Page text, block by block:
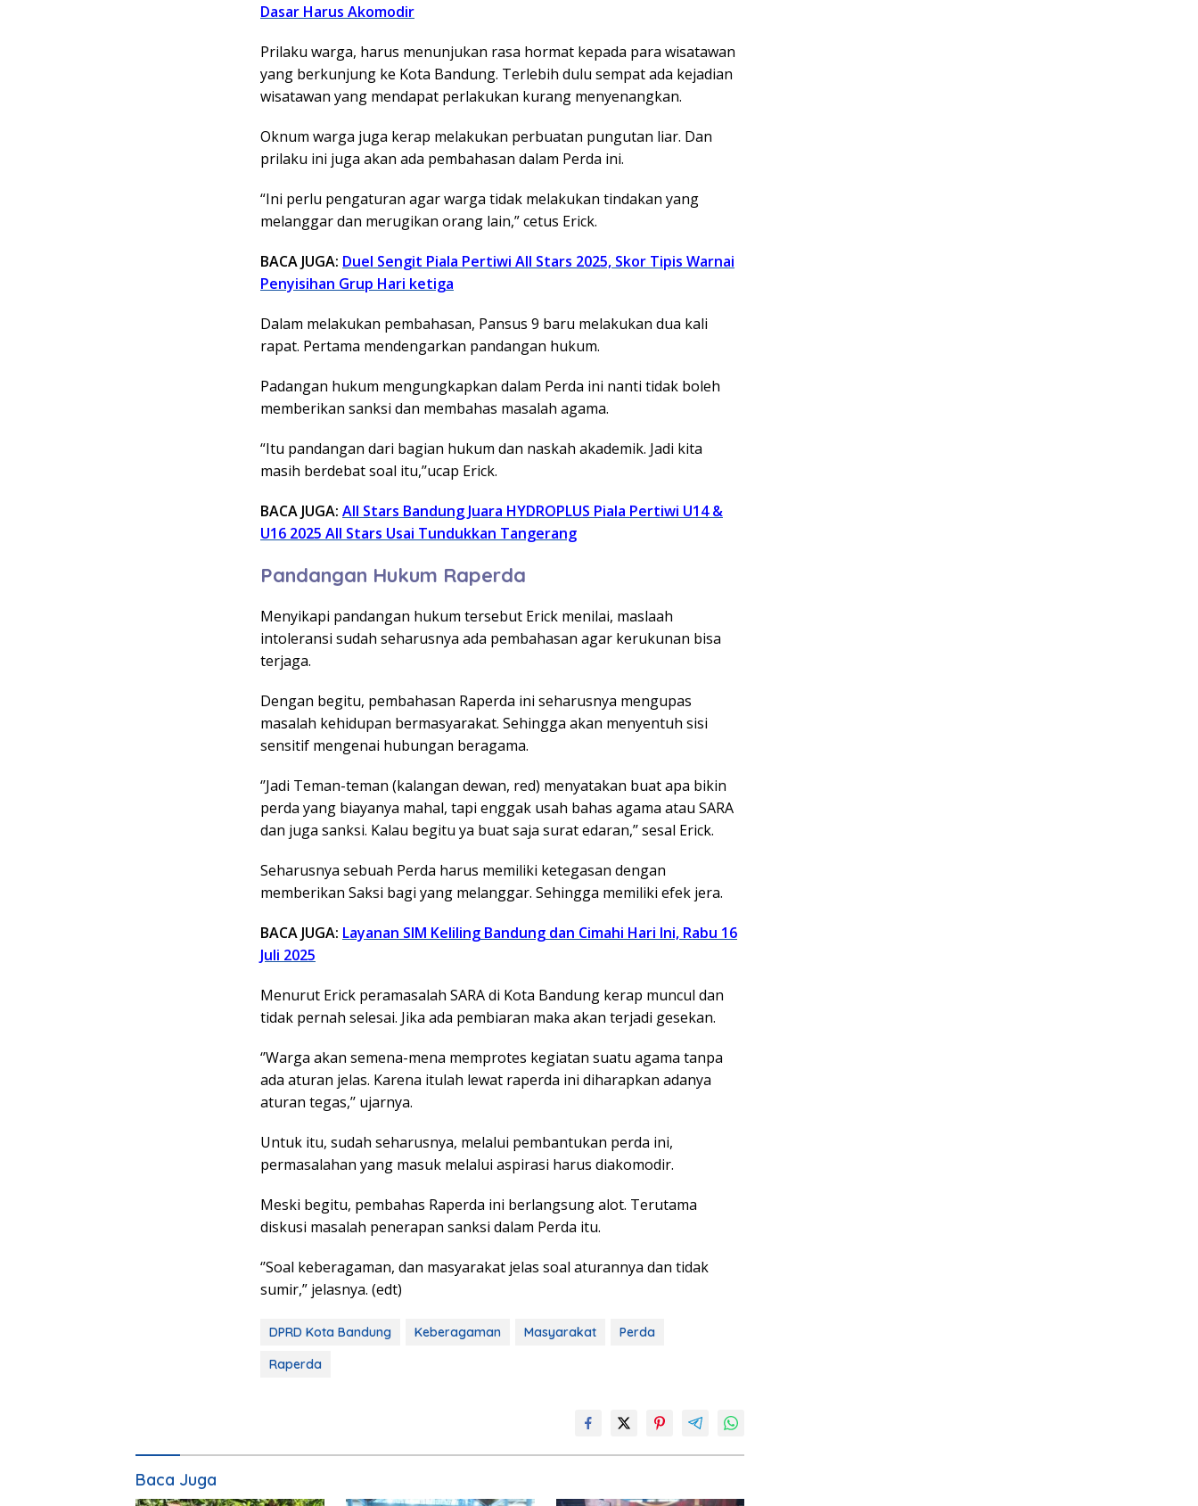
Dasar Harus Akomodir
Prilaku warga, harus menunjukan rasa hormat kepada para wisatawan
yang berkunjung ke Kota Bandung. Terlebih dulu sempat ada kejadian
wisatawan yang mendapat perlakukan kurang menyenangkan.
Oknum warga juga kerap melakukan perbuatan pungutan liar. Dan
prilaku ini juga akan ada pembahasan dalam Perda ini.
“Ini perlu pengaturan agar warga tidak melakukan tindakan yang
melanggar dan merugikan orang lain,” cetus Erick.
BACA JUGA: Duel Sengit Piala Pertiwi All Stars 2025, Skor Tipis Warnai
Penyisihan Grup Hari ketiga
Dalam melakukan pembahasan, Pansus 9 baru melakukan dua kali
rapat. Pertama mendengarkan pandangan hukum.
Padangan hukum mengungkapkan dalam Perda ini nanti tidak boleh
memberikan sanksi dan membahas masalah agama.
“Itu pandangan dari bagian hukum dan naskah akademik. Jadi kita
masih berdebat soal itu,’’ucap Erick.
BACA JUGA: All Stars Bandung Juara HYDROPLUS Piala Pertiwi U14 &
U16 2025 All Stars Usai Tundukkan Tangerang
Pandangan Hukum Raperda
Menyikapi pandangan hukum tersebut Erick menilai, maslaah
intoleransi sudah seharusnya ada pembahasan agar kerukunan bisa
terjaga.
Dengan begitu, pembahasan Raperda ini seharusnya mengupas
masalah kehidupan bermasyarakat. Sehingga akan menyentuh sisi
sensitif mengenai hubungan beragama.
‘’Jadi Teman-teman (kalangan dewan, red) menyatakan buat apa bikin
perda yang biayanya mahal, tapi enggak usah bahas agama atau SARA
dan juga sanksi. Kalau begitu ya buat saja surat edaran,’’ sesal Erick.
Seharusnya sebuah Perda harus memiliki ketegasan dengan
memberikan Saksi bagi yang melanggar. Sehingga memiliki efek jera.
BACA JUGA: Layanan SIM Keliling Bandung dan Cimahi Hari Ini, Rabu 16
Juli 2025
Menurut Erick peramasalah SARA di Kota Bandung kerap muncul dan
tidak pernah selesai. Jika ada pembiaran maka akan terjadi gesekan.
‘’Warga akan semena-mena memprotes kegiatan suatu agama tanpa
ada aturan jelas. Karena itulah lewat raperda ini diharapkan adanya
aturan tegas,’’ ujarnya.
Untuk itu, sudah seharusnya, melalui pembantukan perda ini,
permasalahan yang masuk melalui aspirasi harus diakomodir.
Meski begitu, pembahas Raperda ini berlangsung alot. Terutama
diskusi masalah penerapan sanksi dalam Perda itu.
‘’Soal keberagaman, dan masyarakat jelas soal aturannya dan tidak
sumir,” jelasnya. (edt)
DPRD Kota Bandung Keberagaman Masyarakat
Perda
Raperda
Baca Juga